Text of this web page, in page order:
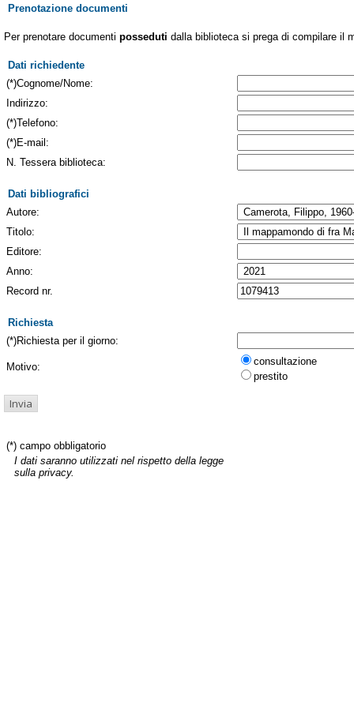
Prenotazione documenti
Per prenotare documenti posseduti dalla biblioteca si prega di compilare il
Dati richiedente
(*)Cognome/Nome:
Indirizzo:
(*)Telefono:
(*)E-mail:
N. Tessera biblioteca:
Dati bibliografici
Autore:
Titolo:
Editore:
Anno:
Record nr.
Richiesta
(*)Richiesta per il giorno:
Motivo:
consultazione
prestito
(*) campo obbligatorio
I dati saranno utilizzati nel rispetto della legge
sulla privacy.